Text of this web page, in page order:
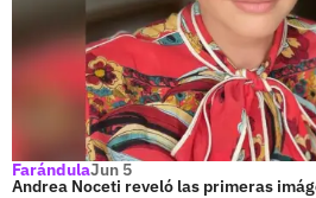
FarándulaJun 5
Andrea Noceti reveló las primeras